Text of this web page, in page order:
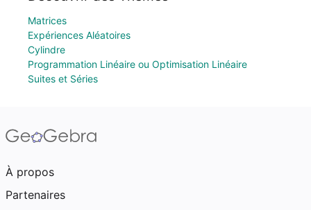
Matrices
Expériences Aléatoires
Cylindre
Programmation Linéaire ou Optimisation Linéaire
Suites et Séries
À propos
Partenaires